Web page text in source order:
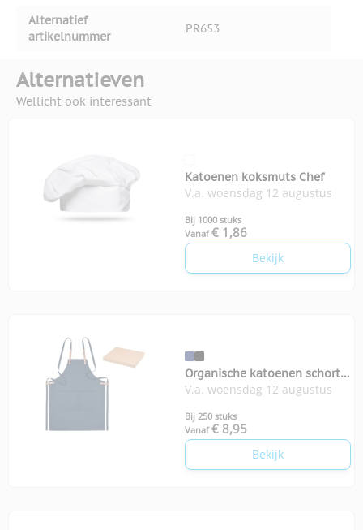
Alternatief
artikelnummer
PR653
Alternatieven
Wellicht ook interessant
Katoenen koksmuts Chef
V.a. woensdag 12 augustus
Bij 1000 stuks
Vanaf € 1,86
Bekijk
Organische katoenen schort
Pure colour
V.a. woensdag 12 augustus
Bij 250 stuks
Vanaf € 8,95
Bekijk